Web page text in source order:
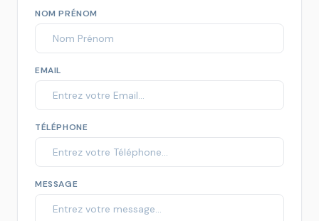
NOM PRÉNOM
EMAIL
TÉLÉPHONE
MESSAGE